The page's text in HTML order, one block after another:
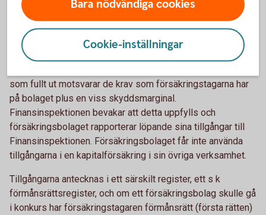
Skydd för investeringar i en
kapitalförsäkring
Investeringar i kapitalförsäkringar har ett särskilt skydd. Ett
som fullt ut motsvarar de krav som försäkringstagarna har
på bolaget plus en viss skyddsmarginal.
Finansinspektionen bevakar att detta uppfylls och
försäkringsbolaget rapporterar löpande sina tillgångar till
Finansinspektionen. Försäkringsbolaget får inte använda
tillgångarna i en kapitalförsäkring i sin övriga verksamhet.
Tillgångarna antecknas i ett särskilt register, ett s k
förmånsrättsregister, och om ett försäkringsbolag skulle gå
i konkurs har försäkringstagaren förmånsrätt (första rätten)
Bara nödvändiga cookies
Cookie-inställningar